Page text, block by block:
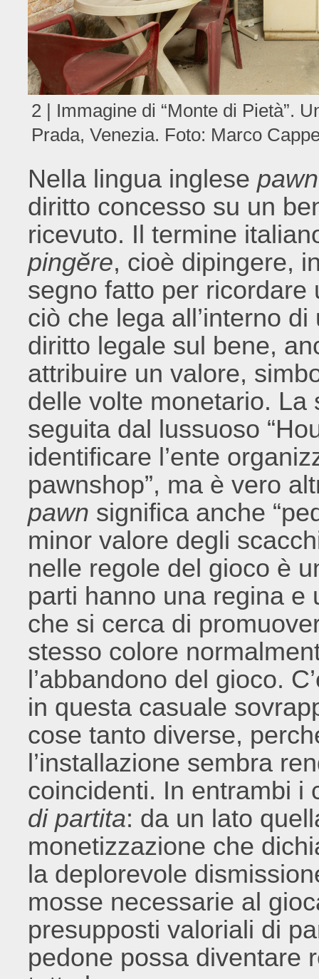
2 | Immagine di “Monte di Pietà”.
Prada, Venezia. Foto: Marco
Nella lingua inglesepawn
diritto concesso su un
ricevuto. Il termine
pingĕre, cioè dipingere,
segno fatto per
ciò che lega all’interno
diritto legale sul bene,
attribuire un valore,
delle volte monetario. La
seguita dal lussuoso
identificare l’ente
pawnshop”, ma è vero
pawn significa anche
minor valore degli
nelle regole del gioco è
parti hanno una regina e
che si cerca di
stesso colore
l’abbandono del gioco.
in questa casuale
cose tanto diverse,
l’installazione sembra
coincidenti. In entrambi
di partita: da un lato
monetizzazione che
la deplorevole
mosse necessarie al
presupposti valoriali di
pedone possa diventare